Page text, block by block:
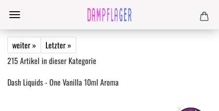
weiter »
Letzter »
215 Artikel in dieser Kategorie
Dash Liquids - One Vanilla 10ml Aroma